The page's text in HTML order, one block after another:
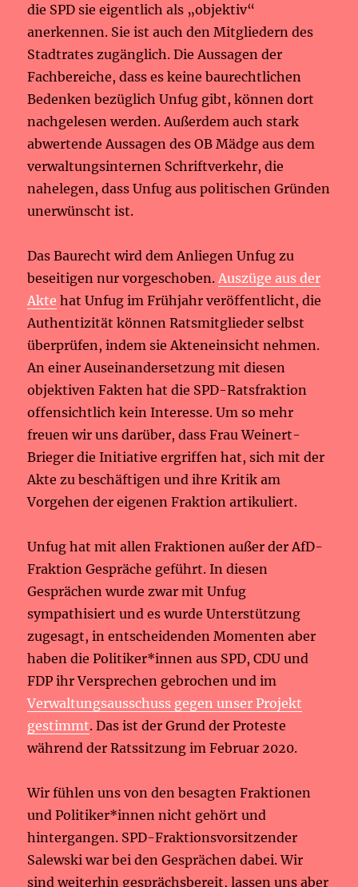
die SPD sie eigentlich als „objektiv“
anerkennen. Sie ist auch den Mitgliedern des
Stadtrates zugänglich. Die Aussagen der
Fachbereiche, dass es keine baurechtlichen
Bedenken bezüglich Unfug gibt, können dort
nachgelesen werden. Außerdem auch stark
abwertende Aussagen des OB Mädge aus dem
verwaltungsinternen Schriftverkehr, die
nahelegen, dass Unfug aus politischen Gründen
unerwünscht ist.
Das Baurecht wird dem Anliegen Unfug zu
beseitigen nur vorgeschoben. Auszüge aus der
Akte hat Unfug im Frühjahr veröffentlicht, die
Authentizität können Ratsmitglieder selbst
überprüfen, indem sie Akteneinsicht nehmen.
An einer Auseinandersetzung mit diesen
objektiven Fakten hat die SPD-Ratsfraktion
offensichtlich kein Interesse. Um so mehr
freuen wir uns darüber, dass Frau Weinert-
Brieger die Initiative ergriffen hat, sich mit der
Akte zu beschäftigen und ihre Kritik am
Vorgehen der eigenen Fraktion artikuliert.
Unfug hat mit allen Fraktionen außer der AfD-
Fraktion Gespräche geführt. In diesen
Gesprächen wurde zwar mit Unfug
sympathisiert und es wurde Unterstützung
zugesagt, in entscheidenden Momenten aber
haben die Politiker*innen aus SPD, CDU und
FDP ihr Versprechen gebrochen und im
Verwaltungsausschuss gegen unser Projekt
gestimmt. Das ist der Grund der Proteste
während der Ratssitzung im Februar 2020.
Wir fühlen uns von den besagten Fraktionen
und Politiker*innen nicht gehört und
hintergangen. SPD-Fraktionsvorsitzender
Salewski war bei den Gesprächen dabei. Wir
sind weiterhin gesprächsbereit, lassen uns aber